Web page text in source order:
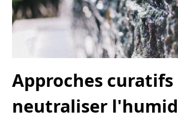
Approches
neutraliser